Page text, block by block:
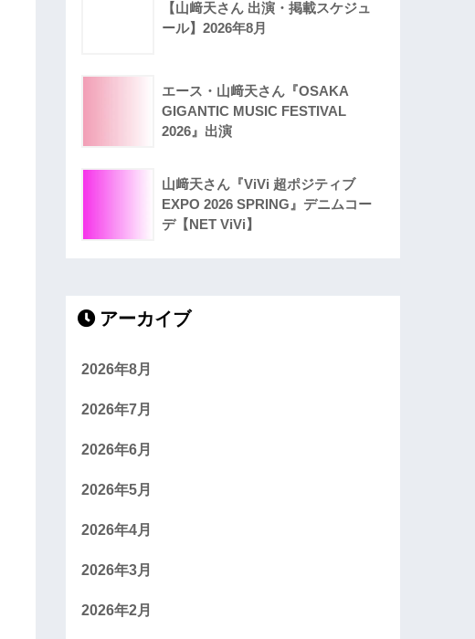
【山﨑天さん 出演・掲載スケジュ
ール】2026年8月
エース・山﨑天さん『OSAKA
GIGANTIC MUSIC FESTIVAL
2026』出演
山﨑天さん『ViVi 超ポジティブ
EXPO 2026 SPRING』デニムコー
デ【NET ViVi】
アーカイブ
2026年8月
2026年7月
2026年6月
2026年5月
2026年4月
2026年3月
2026年2月